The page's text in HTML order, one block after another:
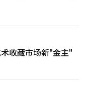
收藏市场新"金主"